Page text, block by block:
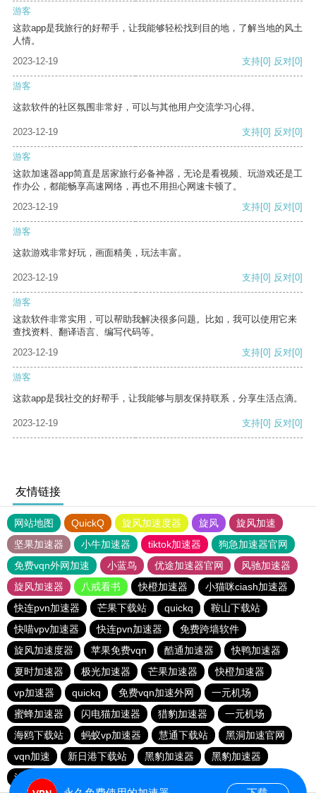
游客
这款app是我旅行的好帮手，让我能够轻松找到目的地，了解当地的风土
人情。
2023-12-19
支持[0] 反对[0]
游客
这款软件的社区氛围非常好，可以与其他用户交流学习心得。
2023-12-19 支持[0] 反对[0]
游客
这款加速器app简直是居家旅行必备神器，无论是看视频、玩游戏还是工
作办公，都能畅享高速网络，再也不用担心网速卡顿了。
2023-12-19
支持[0] 反对[0]
游客
这款游戏非常好玩，画面精美，玩法丰富。
2023-12-19 支持[0] 反对[0]
游客
这款软件非常实用，可以帮助我解决很多问题。比如，我可以使用它来
查找资料、翻译语言、编写代码等。
2023-12-19
支持[0] 反对[0]
游客
这款app是我社交的好帮手，让我能够与朋友保持联系，分享生活点滴。
2023-12-19 支持[0] 反对[0]
友情链接
网站地图 QuickQ 旋风加速度器 旋风
旋风加速
坚果加速器
小牛加速器 tiktok加速器
狗急加速器官网
免费vqn外网加速
小蓝鸟 优途加速器官网
风驰加速器
旋风加速器
八戒看书 快橙加速器
小猫咪ciash加速器
快连pvn加速器
芒果下载站 quickq
鞍山下载站
快喵vpv加速器
快连pvn加速器
免费跨墙软件
旋风加速度器
苹果免费vqn 酷通加速器
快鸭加速器
夏时加速器
极光加速器 芒果加速器
快橙加速器
vp加速器
quickq 免费vqn加速外网
一元机场
蜜蜂加速器
闪电猫加速器 猎豹加速器
一元机场
海鸥下载站
蚂蚁vp加速器 慧通下载站
黑洞加速官网
vqn加速
新日港下载站 黑豹加速器
黑豹加速器
油管加速器永久免费版